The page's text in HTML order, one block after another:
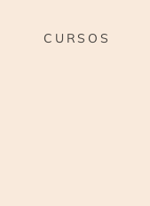
CURSOS